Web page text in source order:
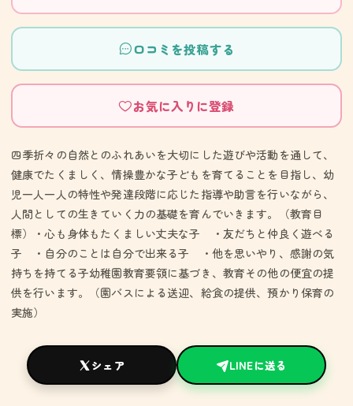
口コミを投稿する
お気に入りに登録
四季折々の自然とのふれあいを大切にした遊びや活動を通して、
健康でたくましく、情操豊かな子どもを育てることを目指し、幼
児一人一人の特性や発達段階に応じた指導や助言を行いながら、
人間としての生きていく力の基礎を育んでいきます。（教育目
標）・心も身体もたくましい丈夫な子 ・友だちと仲良く遊べる
子 ・自分のことは自分で出来る子 ・他を思いやり、感謝の気
持ちを持てる子幼稚園教育要領に基づき、教育その他の便宜の提
供を行います。（園バスによる送迎、給食の提供、預かり保育の
実施）
シェア LINEに送る